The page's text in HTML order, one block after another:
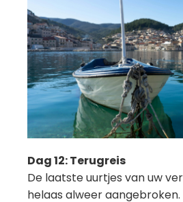
Dag 12: Terugreis
De laatste uurtjes van uw
helaas alweer